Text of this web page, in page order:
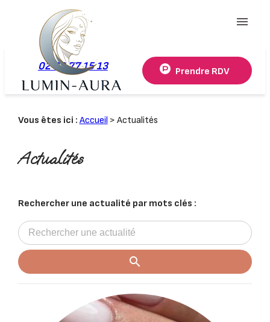
menu
02 78 77 15 13 Prendre RDV
Vous êtes ici : Accueil> Actualités
Actualités
Rechercher une actualité par mots clés :
Panneau de gestion des cookies